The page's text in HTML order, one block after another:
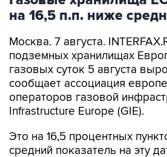
Москва. 7 августа.
газовых суток 5 августа
сообщает ассоциация
операторов газовой
Infrastructure Europe (GIE).
Это на 16,5 процентных
пять лет.